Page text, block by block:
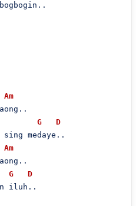
Am
G
D
medaye..
Am
G
D
iluh..